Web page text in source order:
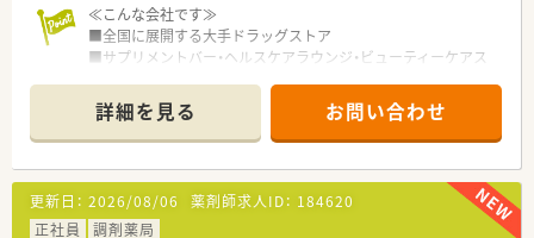
【こんな方にオススメ】
■和田町駅から徒歩1分という利便性を重視される方や、相鉄線
沿線の地域に密着して長く働きたいと考えている薬剤師の方に
最適です。
■充実した教育体制のもとで多科目の知識を学びたい20代から
30代の方や、将来的にマネジメント職を目指したい方に強く推
奨します。
■ライフステージの変化に合わせた時短勤務や休暇制度を重視
し、仕事とプライベートをどちらも大切にしたいという方にぴっ
たりの案件です。
≪こんな会社です≫
■全国に展開する大手ドラッグストア
■サプリメントバー・ヘルスケアラウンジ・ビューティーケアス
客様の健康を管理します。
■全店舗に錠剤監査システム・音声入力システム・監査システム
導入し、機械化をはかり薬剤師に求められる対人業務に注力して
おります。
■女性活躍推進法に基づく基準適合厚生大臣より「えるぼし（最
高位の3段階目）」認定を取得しています。
■1店舗あたりの薬剤師人数、処方箋の応需枚数は調剤併設ドラ
詳細を見る お問い合わせ
更新日： 2026/08/06 薬剤師求人ID： 184620
正社員
調剤薬局